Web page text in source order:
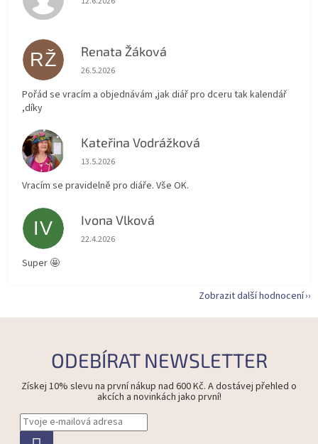
RŽ Renata Žáková
Hodnocení obchodu je 5 z 5 hvězdiček.
26.5.2026
Pořád se vracím a objednávám ,jak diář pro dceru tak kalendář
,díky
KV Kateřina Vodrážková
Hodnocení obchodu je 5 z 5 hvězdiček.
13.5.2026
Vracím se pravidelně pro diáře. Vše OK.
IV Ivona Vlková
Hodnocení obchodu je 5 z 5 hvězdiček.
22.4.2026
Super 🤩
Zobrazit další hodnocení
ODEBÍRAT NEWSLETTER
Získej 10% slevu na první nákup nad 600 Kč. A dostávej přehled o
akcích a novinkách jako první!